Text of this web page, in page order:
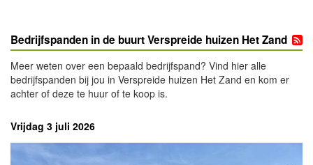
Bedrijfspanden in de buurt Verspreide huizen Het Zand
Meer weten over een bepaald bedrijfspand? Vind hier alle
bedrijfspanden bij jou in Verspreide huizen Het Zand en kom er
achter of deze te huur of te koop is.
Vrijdag 3 juli 2026